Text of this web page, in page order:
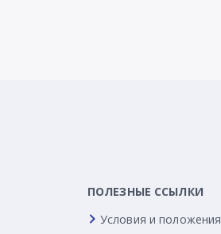
ПОЛЕЗНЫЕ ССЫЛКИ
Условия и положения